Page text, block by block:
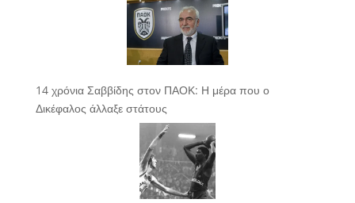
14 χρόνια Σαββίδης στον ΠΑΟΚ: Η μέρα που ο
Δικέφαλος άλλαξε στάτους